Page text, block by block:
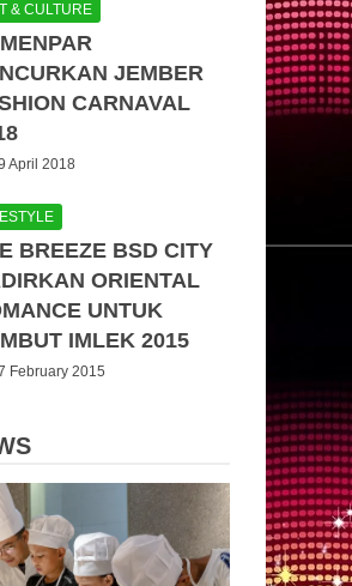
& CULTURE
JEMBER
CARNAVAL
April 2018
BREEZE BSD CITY
ORIENTAL
UNTUK
IMLEK 2015
February 2015